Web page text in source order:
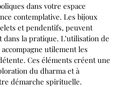
dans votre espace
contemplative. Les bijoux
et pendentifs, peuvent
la pratique. L’utilisation de
utilement les
Ces éléments créent une
du dharma et à
démarche spirituelle.